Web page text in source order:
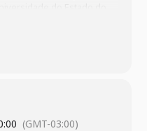
(GMT-03:00)